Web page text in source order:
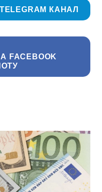
КАНАЛ
FACEBOOK